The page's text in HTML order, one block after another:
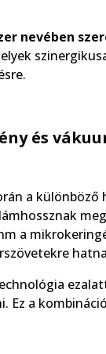
nevében
és
a
a
Ez a